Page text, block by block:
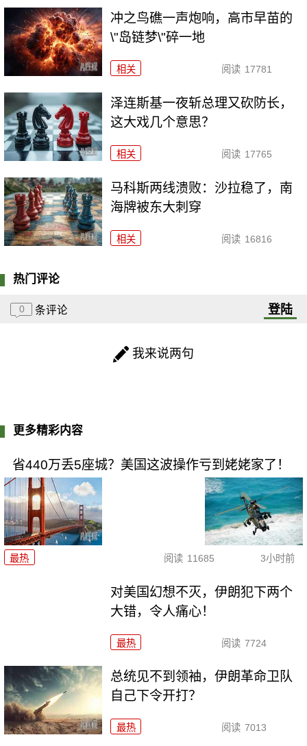
冲之鸟礁一声炮响，高市早苗的
\"岛链梦\"碎一地
相关 阅读 17781
泽连斯基一夜斩总理又砍防长，
这大戏几个意思？
相关 阅读 17765
马科斯两线溃败：沙拉稳了，南
海牌被东大刺穿
相关 阅读 16816
热门评论
0 条评论 登陆
我来说两句
更多精彩内容
省440万丢5座城？美国这波操作亏到姥姥家了！
最热 阅读 11685 3小时前
对美国幻想不灭，伊朗犯下两个
大错，令人痛心！
最热 阅读 7724
总统见不到领袖，伊朗革命卫队
自己下令开打？
最热 阅读 7013